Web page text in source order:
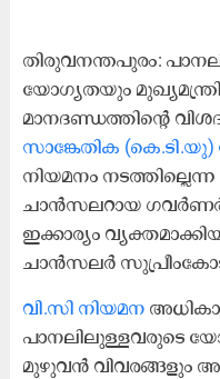
തിരുവനന്തപുരം:
യോഗ്യതയും
മാനദണ്ഡത്തിന്റെ
സാങ്കേതിക
നിയമനം നടത്തില്ലെന്ന
ചാൻസലറായ ഗവർണർ
ഇക്കാര്യം
ചാൻസലർ
വി.സി നിയമന
പാനലിലുള്ളവരുടെ
മുഴുവൻ വിവരങ്ങളും